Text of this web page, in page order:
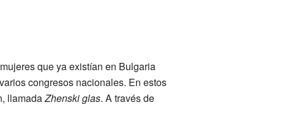
que ya existían en Bulgaria
congresos nacionales. En estos
llamadaZhenski glas. A través de